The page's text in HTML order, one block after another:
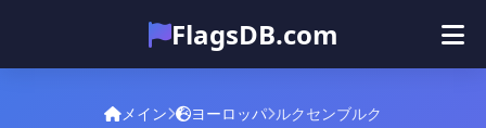
FlagsDB.com
メイン
クイズ
メイン ヨーロッパ ルクセンブルク